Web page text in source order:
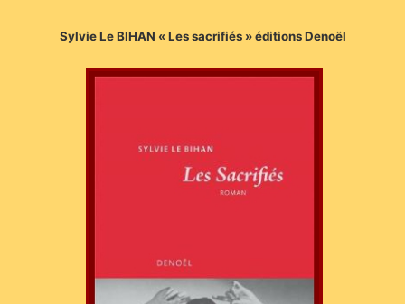
Sylvie Le BIHAN « Les sacrifiés » éditions Denoël